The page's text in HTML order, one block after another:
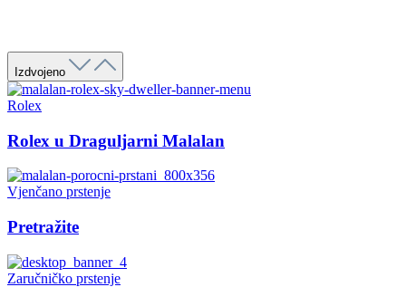
Izdvojeno
Rolex
Rolex u Draguljarni Malalan
Vjenčano prstenje
Pretražite
Zaručničko prstenje